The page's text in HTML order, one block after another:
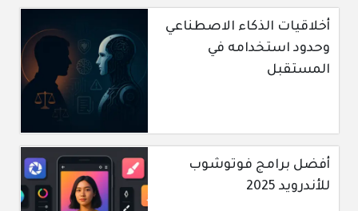
أخلاقيات الذكاء الاصطناعي
وحدود استخدامه في
المستقبل
أفضل برامج فوتوشوب
للأندرويد 2025